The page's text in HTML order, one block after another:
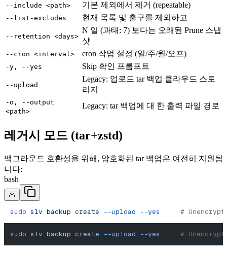
--include <path> 기본 제외에서 제거 (repeatable)
--list-excludes 현재 목록 및 출구를 제외하고
--retention <days>
N 일 (과태: 7) 보다는 오래된 Prune 스냅
샷
--cron <interval> cron 작업 설정 (일/주/월/오프)
-y, --yes Skip 확인 프롬프트
--upload
Legacy: 업로드 tar 백업 클라우드 스토
리지
-o, --output
<path>
Legacy: tar 백업에 대 한 출력 파일 경로
레거시 모드 (tar+zstd)
백그라운드 호환성을 위해, 암호화된 tar 백업은 여전히 지원됩
니다:
bash
sudo slv backup create --upload --yes
#
sudo slv backup create --upload --yes
#